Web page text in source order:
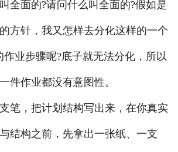
全面的?请问什么叫全面的?假如是
方针，我又怎样去分化这样的一个
作业步骤呢?底子就无法分化，所以
件作业都没有意图性。
，把计划结构写出来，在你真实
结构之前，先拿出一张纸、一支